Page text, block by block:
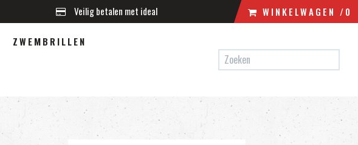
Veilig betalen met ideal WINKELWAGEN /0
WINKELWAGEN
UW WINKELWAGEN IS LEEG.
VUL HEM MET PRODUCTEN.
ZWEMBRILLEN